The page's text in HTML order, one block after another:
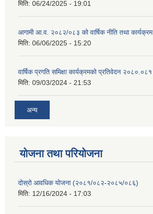
मिति: 06/24/2025 - 19:01
आगामी आ.व. २०८२/०८३ को वार्षिक नीति तथा कार्यक्रम
मिति: 06/06/2025 - 15:20
वार्षिक प्रगति समिक्षा कार्यक्रमको प्रतिवेदन २०८०.०८१
मिति: 09/03/2024 - 21:53
अन्य
योजना तथा परियोजना
दोस्रो आवधिक योजना (२०८१/०८२-२०८५/०८६)
मिति: 12/16/2024 - 17:03